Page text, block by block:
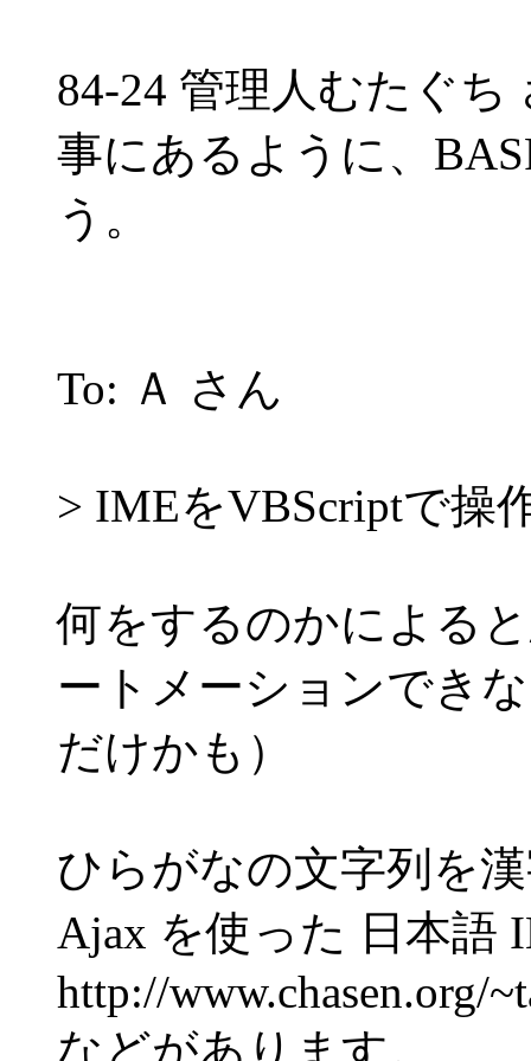
84-24 管理人むたぐち
事にあるように、
う。
To: Ａ さん
> IMEをVBScriptで操
何をするのかによる
ートメーションでき
だけかも）
ひらがなの文字列を
Ajax を使った 日本語
http://www.chasen.org/
などがあります。